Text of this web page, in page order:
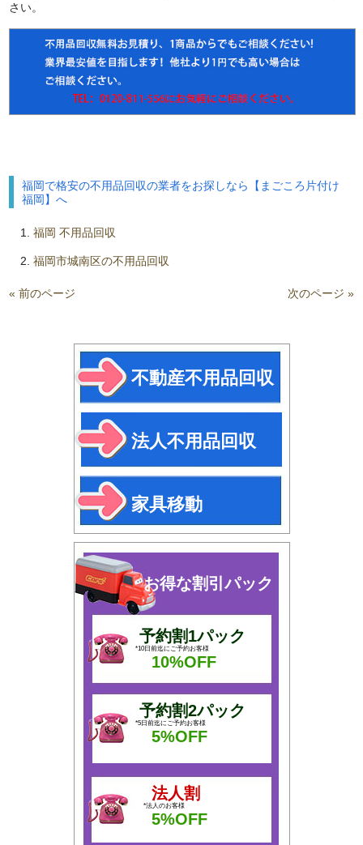
さい。
福岡で格安の不用品回収の業者をお探しなら【まごころ片付け
福岡】へ
福岡 不用品回収
福岡市城南区の不用品回収
« 前のページ 次のページ »
不動産不用品回収
法人不用品回収
家具移動
お得な割引パック
予約割1パック
*10日前迄にご予約お客様
10%OFF
予約割2パック
*5日前迄にご予約お客様
5%OFF
法人割
*法人のお客様
5%OFF